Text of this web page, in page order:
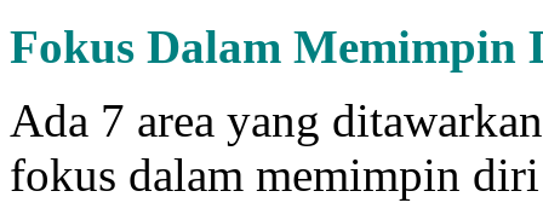
Fokus Dalam Memimpin
Ada 7 area yang
fokus dalam memimpin